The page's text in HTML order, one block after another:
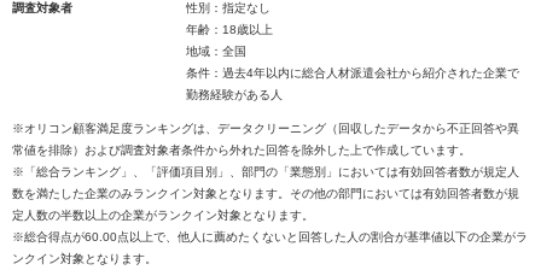
調査対象者
性別：指定なし
年齢：18歳以上
地域：全国
条件：過去4年以内に総合人材派遣会社から紹介された企業で
勤務経験がある人
※オリコン顧客満足度ランキングは、データクリーニング（回収したデータから不正回答や異
常値を排除）および調査対象者条件から外れた回答を除外した上で作成しています。
※「総合ランキング」、「評価項目別」、部門の「業態別」においては有効回答者数が規定人
数を満たした企業のみランクイン対象となります。その他の部門においては有効回答者数が規
定人数の半数以上の企業がランクイン対象となります。
※総合得点が60.00点以上で、他人に薦めたくないと回答した人の割合が基準値以下の企業がラ
ンクイン対象となります。